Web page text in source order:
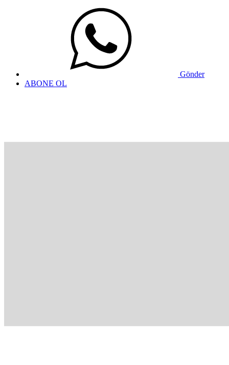
Gönder
ABONE OL